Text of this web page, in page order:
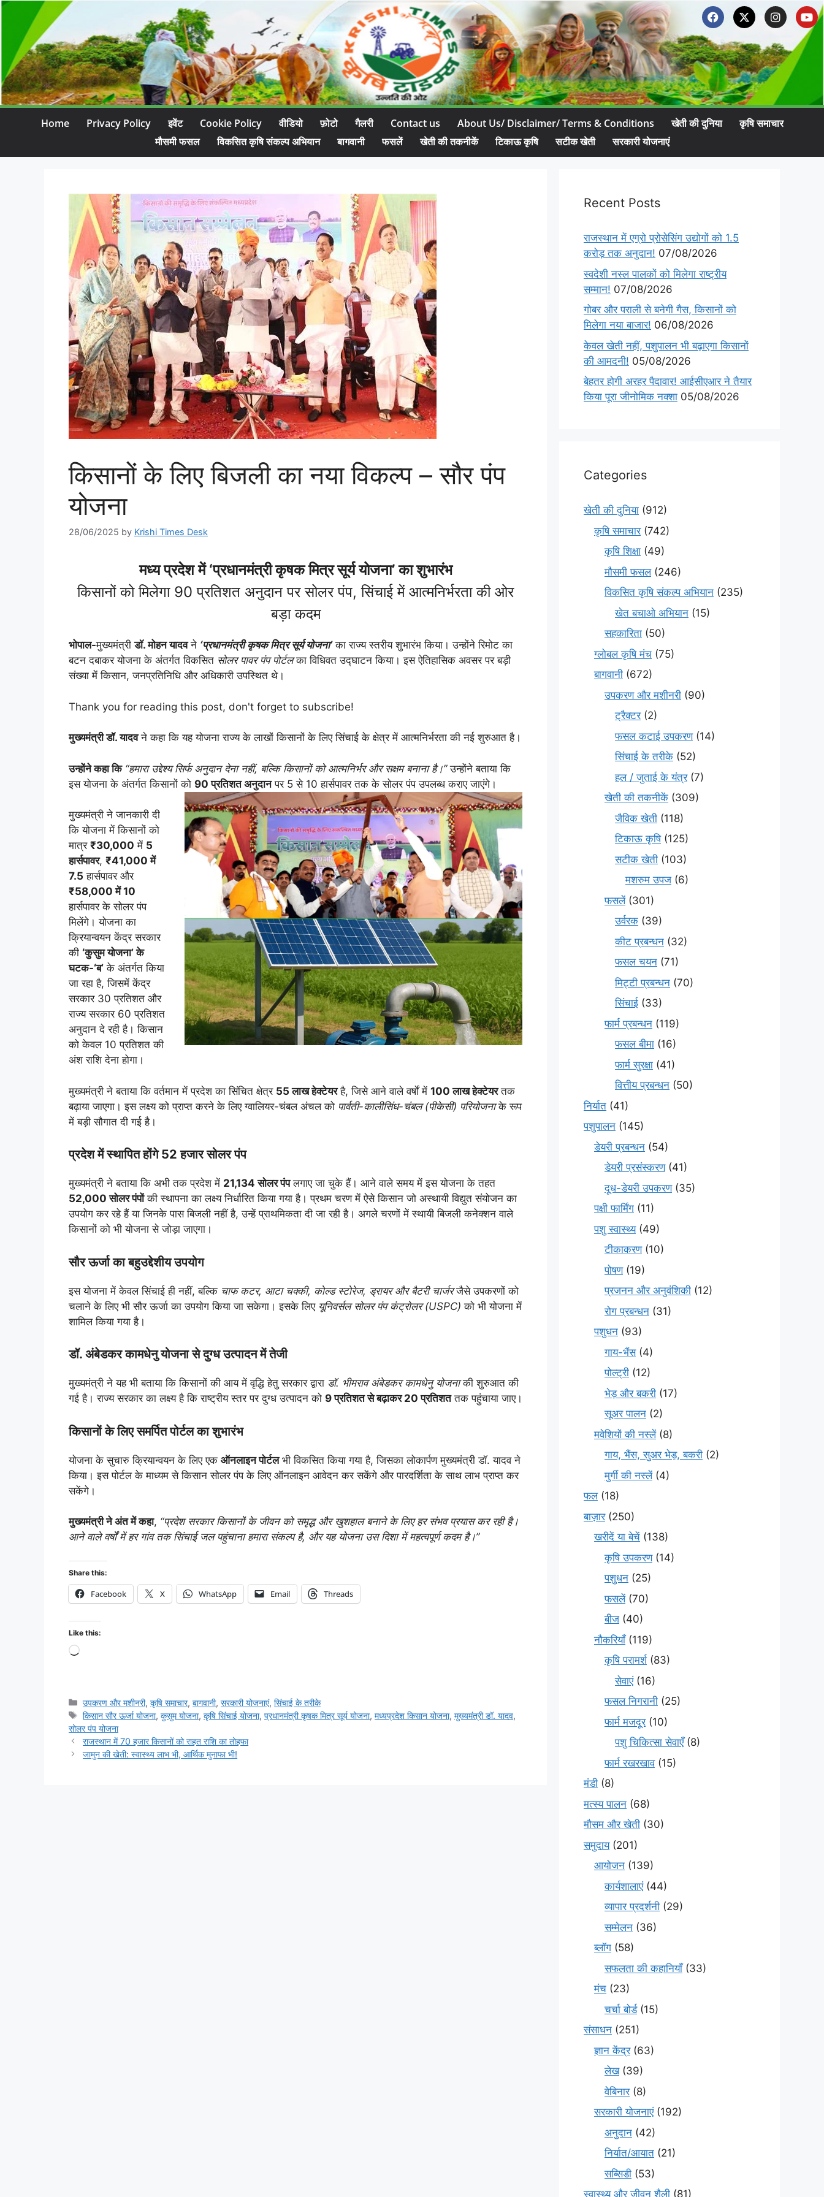
Home Privacy Policy इवेंट Cookie Policy वीडियो फ़ोटो गैलरी Contact us About Us/ Disclaimer/ Terms & Conditions खेती की दुनिया
कृषि समाचार
मौसमी फसल
विकसित कृषि संकल्प अभियान बागवानी फसलें खेती की तकनीकें टिकाऊ कृषि सटीक खेती सरकारी योजनाएं
किसानों के लिए बिजली का नया विकल्प – सौर पंप
योजना
28/06/2025 by Krishi Times Desk
मध्य प्रदेश में ‘प्रधानमंत्री कृषक मित्र सूर्य योजना’ का शुभारंभ
किसानों को मिलेगा 90 प्रतिशत अनुदान पर सोलर पंप, सिंचाई में आत्मनिर्भरता की ओर
बड़ा कदम
भोपाल-मुख्यमंत्रीडॉ. मोहन यादवने ‘प्रधानमंत्री कृषक मित्र सूर्य योजना’का राज्य स्तरीय शुभारंभ किया। उन्होंने रिमोट का
बटन दबाकर योजना के अंतर्गत विकसित सोलर पावर पंप पोर्टलका विधिवत उद्घाटन किया। इस ऐतिहासिक अवसर पर बड़ी
संख्या में किसान, जनप्रतिनिधि और अधिकारी उपस्थित थे।
Thank you for reading this post, don't forget to subscribe!
मुख्यमंत्री डॉ. यादवने कहा कि यह योजना राज्य के लाखों किसानों के लिए सिंचाई के क्षेत्र में आत्मनिर्भरता की नई शुरुआत है।
उन्होंने कहा कि “हमारा उद्देश्य सिर्फ अनुदान देना नहीं, बल्कि किसानों को आत्मनिर्भर और सक्षम बनाना है।”उन्होंने बताया कि
इस योजना के अंतर्गत किसानों को 90 प्रतिशत अनुदानपर 5 से 10 हार्सपावर तक के सोलर पंप उपलब्ध कराए जाएंगे।
मुख्यमंत्री ने जानकारी दी
कि योजना में किसानों को
मात्र ₹30,000 में 5
हार्सपावर, ₹41,000 में
7.5 हार्सपावर और
₹58,000 में 10
हार्सपावर के सोलर पंप
मिलेंगे। योजना का
क्रियान्वयन केंद्र सरकार
की ‘कुसुम योजना’ के
घटक-‘ब’ के अंतर्गत किया
जा रहा है, जिसमें केंद्र
सरकार 30 प्रतिशत और
राज्य सरकार 60 प्रतिशत
अनुदान दे रही है। किसान
को केवल 10 प्रतिशत की
अंश राशि देना होगा।
मुख्यमंत्री ने बताया कि वर्तमान में प्रदेश का सिंचित क्षेत्र 55 लाख हेक्टेयरहै, जिसे आने वाले वर्षों में 100 लाख हेक्टेयरतक
बढ़ाया जाएगा। इस लक्ष्य को प्राप्त करने के लिए ग्वालियर-चंबल अंचल को पार्वती-कालीसिंध-चंबल (पीकेसी) परियोजनाके रूप
में बड़ी सौगात दी गई है।
प्रदेश में स्थापित होंगे 52 हजार सोलर पंप
मुख्यमंत्री ने बताया कि अभी तक प्रदेश में 21,134 सोलर पंपलगाए जा चुके हैं। आने वाले समय में इस योजना के तहत
52,000 सोलर पंपोंकी स्थापना का लक्ष्य निर्धारित किया गया है। प्रथम चरण में ऐसे किसान जो अस्थायी विद्युत संयोजन का
उपयोग कर रहे हैं या जिनके पास बिजली नहीं है, उन्हें प्राथमिकता दी जा रही है। अगले चरणों में स्थायी बिजली कनेक्शन वाले
किसानों को भी योजना से जोड़ा जाएगा।
सौर ऊर्जा का बहुउद्देशीय उपयोग
इस योजना में केवल सिंचाई ही नहीं, बल्कि चाफ कटर, आटा चक्की, कोल्ड स्टोरेज, ड्रायर और बैटरी चार्जरजैसे उपकरणों को
चलाने के लिए भी सौर ऊर्जा का उपयोग किया जा सकेगा। इसके लिए यूनिवर्सल सोलर पंप कंट्रोलर (USPC) को भी योजना में
शामिल किया गया है।
डॉ. अंबेडकर कामधेनु योजना से दुग्ध उत्पादन में तेजी
मुख्यमंत्री ने यह भी बताया कि किसानों की आय में वृद्धि हेतु सरकार द्वारा डॉ. भीमराव अंबेडकर कामधेनु योजनाकी शुरुआत की
गई है। राज्य सरकार का लक्ष्य है कि राष्ट्रीय स्तर पर दुग्ध उत्पादन को 9 प्रतिशत से बढ़ाकर 20 प्रतिशततक पहुंचाया जाए।
किसानों के लिए समर्पित पोर्टल का शुभारंभ
योजना के सुचारु क्रियान्वयन के लिए एक ऑनलाइन पोर्टलभी विकसित किया गया है, जिसका लोकार्पण मुख्यमंत्री डॉ. यादव ने
किया। इस पोर्टल के माध्यम से किसान सोलर पंप के लिए ऑनलाइन आवेदन कर सकेंगे और पारदर्शिता के साथ लाभ प्राप्त कर
सकेंगे।
मुख्यमंत्री ने अंत में कहा, “प्रदेश सरकार किसानों के जीवन को समृद्ध और खुशहाल बनाने के लिए हर संभव प्रयास कर रही है।
आने वाले वर्षों में हर गांव तक सिंचाई जल पहुंचाना हमारा संकल्प है, और यह योजना उस दिशा में महत्वपूर्ण कदम है।”
Share this:
Facebook X WhatsApp Email Threads
Like this:
उपकरण और मशीनरी,कृषि समाचार,बागवानी,सरकारी योजनाएं,सिंचाई के तरीके
किसान सौर ऊर्जा योजना,कुसुम योजना,कृषि सिंचाई योजना,प्रधानमंत्री कृषक मित्र सूर्य योजना,मध्यप्रदेश किसान योजना,मुख्यमंत्री डॉ. यादव,
सोलर पंप योजना
राजस्थान में 70 हजार किसानों को राहत राशि का तोहफा
जामुन की खेती: स्वास्थ्य लाभ भी, आर्थिक मुनाफा भी!
Recent Posts
राजस्थान में एग्रो प्रोसेसिंग उद्योगों को 1.5
करोड़ तक अनुदान! 07/08/2026
स्वदेशी नस्ल पालकों को मिलेगा राष्ट्रीय
सम्मान! 07/08/2026
गोबर और पराली से बनेगी गैस, किसानों को
मिलेगा नया बाजार! 06/08/2026
केवल खेती नहीं, पशुपालन भी बढ़ाएगा किसानों
की आमदनी! 05/08/2026
बेहतर होगी अरहर पैदावार! आईसीएआर ने तैयार
किया पूरा जीनोमिक नक्शा 05/08/2026
Categories
खेती की दुनिया (912)
कृषि समाचार(742)
कृषि शिक्षा (49)
मौसमी फसल(246)
विकसित कृषि संकल्प अभियान (235)
खेत बचाओ अभियान (15)
सहकारिता (50)
ग्लोबल कृषि मंच (75)
बागवानी (672)
उपकरण और मशीनरी (90)
ट्रैक्टर(2)
फसल कटाई उपकरण(14)
सिंचाई के तरीके (52)
हल / जुताई के यंत्र(7)
खेती की तकनीकें (309)
जैविक खेती (118)
टिकाऊ कृषि(125)
सटीक खेती (103)
मशरुम उपज (6)
फसलें(301)
उर्वरक (39)
कीट प्रबन्धन (32)
फसल चयन (71)
मि‌ट्टी प्रबन्धन (70)
सिंचाई (33)
फार्म प्रबन्धन (119)
फसल बीमा (16)
फार्म सुरक्षा (41)
वित्तीय प्रबन्धन (50)
निर्यात (41)
पशुपालन (145)
डेयरी प्रबन्धन (54)
डेयरी प्रसंस्करण(41)
दूध-डेयरी उपकरण(35)
पक्षी फार्मिंग (11)
पशु स्वास्थ्य(49)
टीकाकरण(10)
पोषण(19)
प्रजनन और अनुवंशिकी (12)
रोग प्रबन्धन (31)
पशुधन (93)
गाय-भैंस(4)
पोल्ट्री (12)
भेड़ और बकरी (17)
सूअर पालन (2)
मवेशियों की नस्लें(8)
गाय, भैंस, सुअर भेड़, बकरी (2)
मुर्गी की नस्लें(4)
फल(18)
बाज़ार(250)
खरीदें या बेचें (138)
कृषि उपकरण(14)
पशुधन (25)
फसलें(70)
बीज (40)
नौकरियाँ(119)
कृषि परामर्श(83)
सेवाएं(16)
फसल निगरानी (25)
फार्म मजदूर(10)
पशु चिकित्सा सेवाएँ(8)
फार्म रखरखाव(15)
मंडी (8)
मत्स्य पालन (68)
मौसम और खेती (30)
समुदाय(201)
आयोजन (139)
कार्यशालाएं(44)
व्यापार प्रदर्शनी (29)
सम्मेलन (36)
ब्लॉग (58)
सफलता की कहानियाँ(33)
मंच (23)
चर्चा बोर्ड(15)
संसाधन (251)
ज्ञान केंद्र(63)
लेख(39)
वेबिनार(8)
सरकारी योजनाएं(192)
अनुदान (42)
निर्यात/आयात (21)
सब्सिडी (53)
स्वास्थ्य और जीवन शैली (81)